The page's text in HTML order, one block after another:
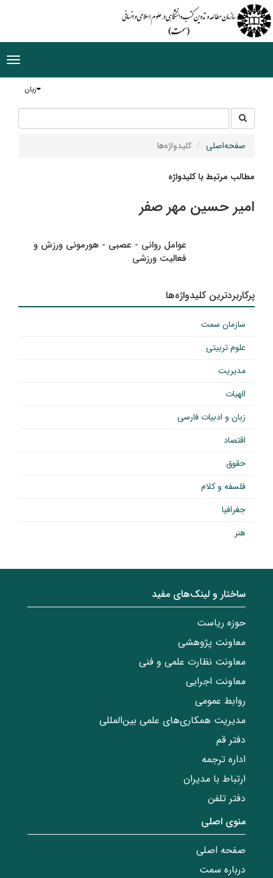
زبان
جستجو
در
سایت
صفحه‌اصلی کلیدواژه‌ها
مطالب مرتبط با کلیدواژه
امیر حسین مهر صفر
عوامل روانی - عصبی - هورمونی ورزش و
فعالیت ورزشی
پرکاربردترین کلیدواژه‌ها
سازمان سمت
علوم تربیتی
مدیریت
الهیات
زبان و ادبیات فارسی
اقتصاد
حقوق
فلسفه و کلام
جغرافیا
هنر
ساختار‌‌ و‌‌ لینک‌های مفید
حوزه ریاست
معاونت پژوهشی
معاونت نظارت علمی و فنی
معاونت اجرایی
روابط عمومی
مدیریت همکاری‌های علمی بین‌المللی
دفتر قم
اداره ترجمه
ارتباط با مدیران
دفتر تلفن
منوی اصلی
صفحه اصلی
درباره سمت